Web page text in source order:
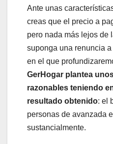
Ante unas
creas que el precio a
pero nada más lejos de
suponga una renuncia
en el que
GerHogar plantea
razonables teniendo
resultado obtenido: el
personas de avanzada
sustancialmente.